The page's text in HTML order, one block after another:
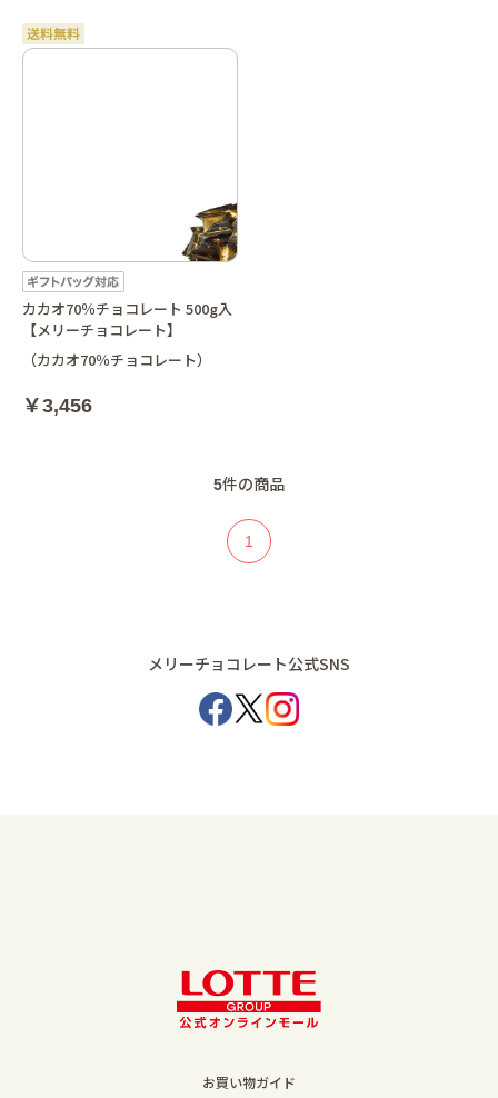
カカオ70％チョコレート 500g入
【メリーチョコレート】
（カカオ70％チョコレート）
￥3,456
5件の商品
1
メリーチョコレート公式SNS
お買い物ガイド